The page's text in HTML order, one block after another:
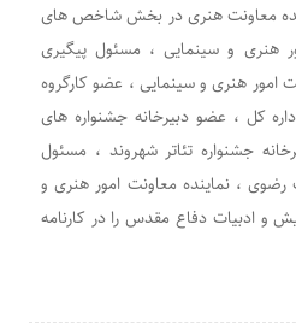
معاونت هنری در بخش شاخص های
هنری و سینمایی ، مسئول پیگیری
هنری و سینمایی ، عضو کارگروه
کل ، عضو دبیرخانه جشنواره های
جشنواره تئاتر شهروند ، مسئول
رضوی ، نماینده معاونت امور هنری و
و ادبیات دفاع مقدس را در کارنامه